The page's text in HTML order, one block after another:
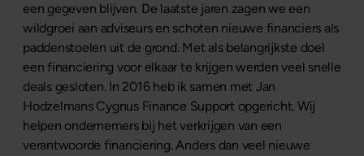
een gegeven blijven. De laatste jaren zagen we een
wildgroei aan adviseurs en schoten nieuwe financiers als
paddenstoelen uit de grond. Met als belangrijkste doel
een financiering voor elkaar te krijgen werden veel snelle
deals gesloten. In 2016 heb ik samen met Jan
Hodzelmans Cygnus Finance Support opgericht. Wij
helpen ondernemers bij het verkrijgen van een
verantwoorde financiering. Anders dan veel nieuwe